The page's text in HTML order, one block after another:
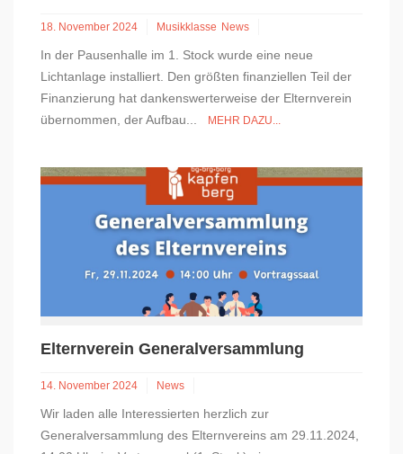
18. November 2024 Musikklasse News
In der Pausenhalle im 1. Stock wurde eine neue
Lichtanlage installiert. Den größten finanziellen Teil der
Finanzierung hat dankenswerterweise der Elternverein
übernommen, der Aufbau...
MEHR DAZU...
Elternverein Generalversammlung
14. November 2024 News
Wir laden alle Interessierten herzlich zur
Generalversammlung des Elternvereins am 29.11.2024,